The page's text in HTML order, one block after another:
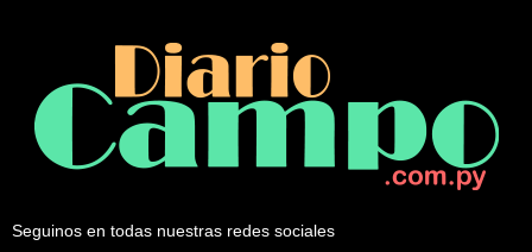
Seguinos en todas nuestras redes sociales